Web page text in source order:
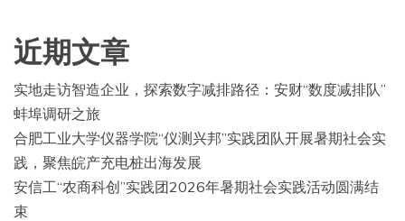
近期文章
实地走访智造企业，探索数字减排路径：安财“数度减排队”
蚌埠调研之旅
合肥工业大学仪器学院“仪测兴邦”实践团队开展暑期社会实
践，聚焦皖产充电桩出海发展
安信工“农商科创”实践团2026年暑期社会实践活动圆满结
束